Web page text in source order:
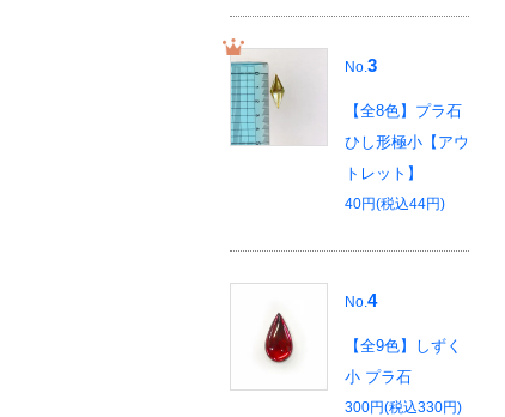
No.3
【全8色】プラ石
ひし形極小【アウ
トレット】
40円(税込44円)
No.4
【全9色】しずく
小 プラ石
300円(税込330円)